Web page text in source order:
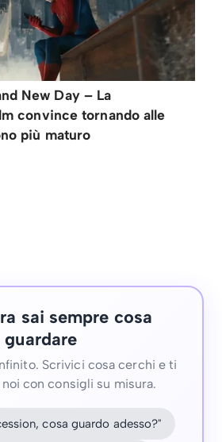
New Day – La
convince tornando alle
più maturo
sai sempre cosa
guardare
Scrivici cosa cerchi e ti
con consigli su misura.
cosa guardo adesso?"